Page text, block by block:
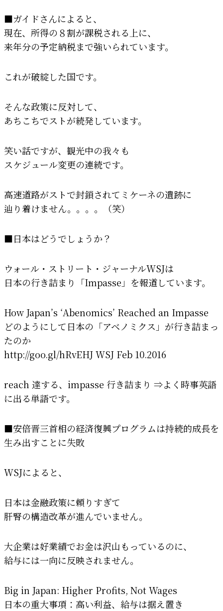
■ガイドさんによると、
現在、所得の８割が課税される上に、
来年分の予定納税まで強いられています。
これが破綻した国です。
そんな政策に反対して、
あちこちでストが続発しています。
笑い話ですが、観光中の我々も
スケジュール変更の連続です。
高速道路がストで封鎖されてミケーネの遺跡に
辿り着けません。。。。（笑）
■日本はどうでしょうか？
ウォール・ストリート・ジャーナルWSJは
日本の行き詰まり「Impasse」を報道しています。
How Japan’s ‘Abenomics’ Reached an Impasse
どのようにして日本の「アベノミクス」が行き詰まっ
たのか
http://goo.gl/hRvEHJ WSJ Feb 10.2016
reach 達する、impasse 行き詰まり ⇒よく時事英語
に出る単語です。
■安倍晋三首相の経済復興プログラムは持続的成長を
生み出すことに失敗
WSJによると、
日本は金融政策に頼りすぎて
肝腎の構造改革が進んでいません。
大企業は好業績でお金は沢山もっているのに、
給与には一向に反映されません。
Big in Japan: Higher Profits, Not Wages
日本の重大事項：高い利益、給与は据え置き